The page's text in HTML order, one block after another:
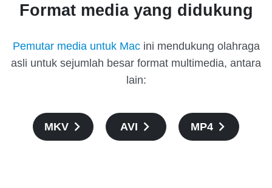
Format media yang didukung
Pemutar media untuk Macini mendukung olahraga
asli untuk sejumlah besar format multimedia, antara
lain:
MKV AVI MP4